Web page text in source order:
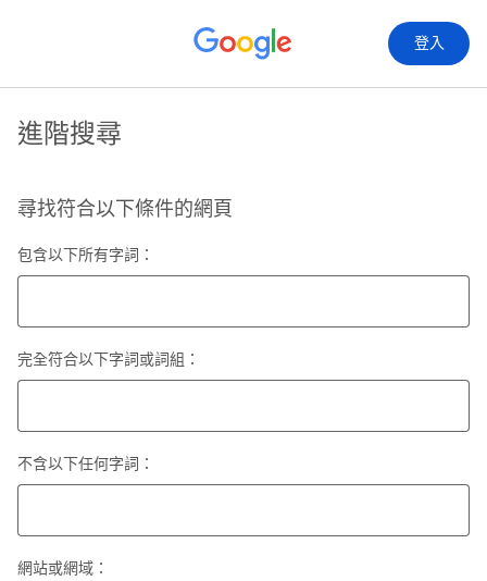
登入
進階搜尋
尋找符合以下條件的網頁
包含以下所有字詞：
完全符合以下字詞或詞組：
不含以下任何字詞：
網站或網域：